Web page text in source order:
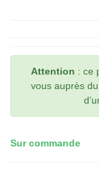
Attention : ce
vous auprès
Sur commande